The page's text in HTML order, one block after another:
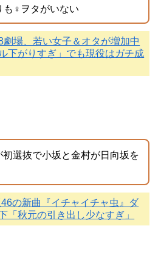
も♀ヲタがいない
劇場、若い女子＆オタが増加中
下がりすぎ」でも現役はガチ成
選抜で小坂と金村が日向坂を
46の新曲『イチャイチャ虫』ダ
秋元の引き出し少なすぎ」